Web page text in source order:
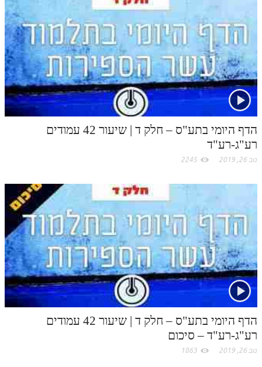
הדף היומי בתע"ס – חלק ד | שיעור 42 עמודים
רע"ג-רע"ד
נוב 26, 2019 2245
הדף היומי בתע"ס – חלק ד | שיעור 42 עמודים
רע"ג-רע"ד – סיכום
נוב 26, 2019 1863